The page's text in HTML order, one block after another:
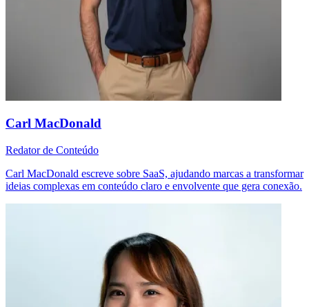
Carl MacDonald
Redator de Conteúdo
Carl MacDonald escreve sobre SaaS, ajudando marcas a transformar
ideias complexas em conteúdo claro e envolvente que gera conexão.